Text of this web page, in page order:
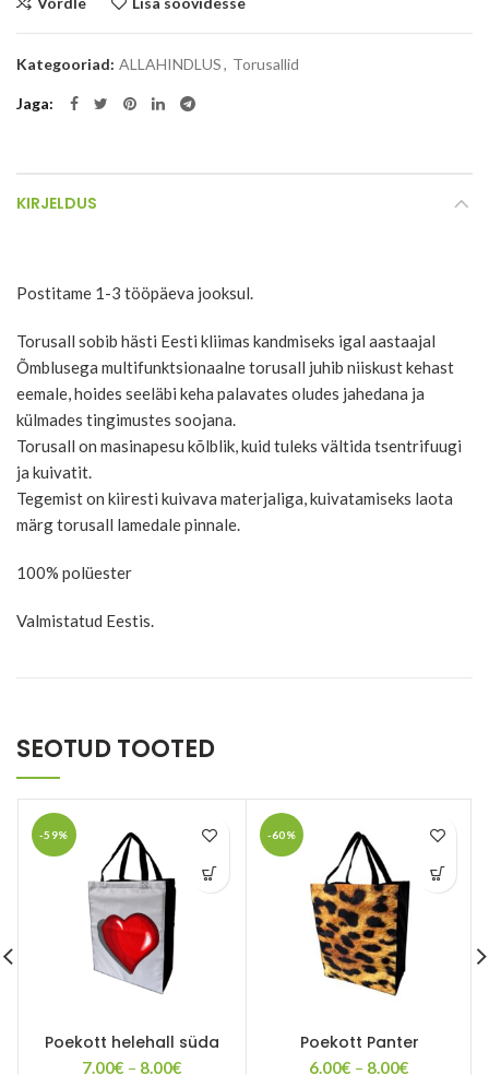
Kategooriad: ALLAHINDLUS, Torusallid
Jaga
KIRJELDUS
Postitame 1-3 tööpäeva jooksul.
Torusall sobib hästi Eesti kliimas kandmiseks igal aastaajal
Õmblusega multifunktsionaalne torusall juhib niiskust kehast
eemale, hoides seeläbi keha palavates oludes jahedana ja
külmades tingimustes soojana.
Torusall on masinapesu kõlblik, kuid tuleks vältida tsentrifuugi
ja kuivatit.
Tegemist on kiiresti kuivava materjaliga, kuivatamiseks laota
märg torusall lamedale pinnale.
100% polüester
Valmistatud Eestis.
SEOTUD TOOTED
-59%
Poekott helehall süda
7.00€ – 8.00€Price
-60%
Poekott Panter
6.00€ – 8.00€